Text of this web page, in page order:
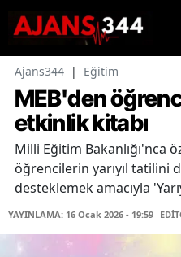
Ajans344 | Eğitim
MEB'den
etkinlik kitabı
Milli Eğitim Bakanlığı'nca
öğrencilerin yarıyıl tatilini
desteklemek amacıyla
YAYINLAMA: 16 Ocak 2026 - 19:59